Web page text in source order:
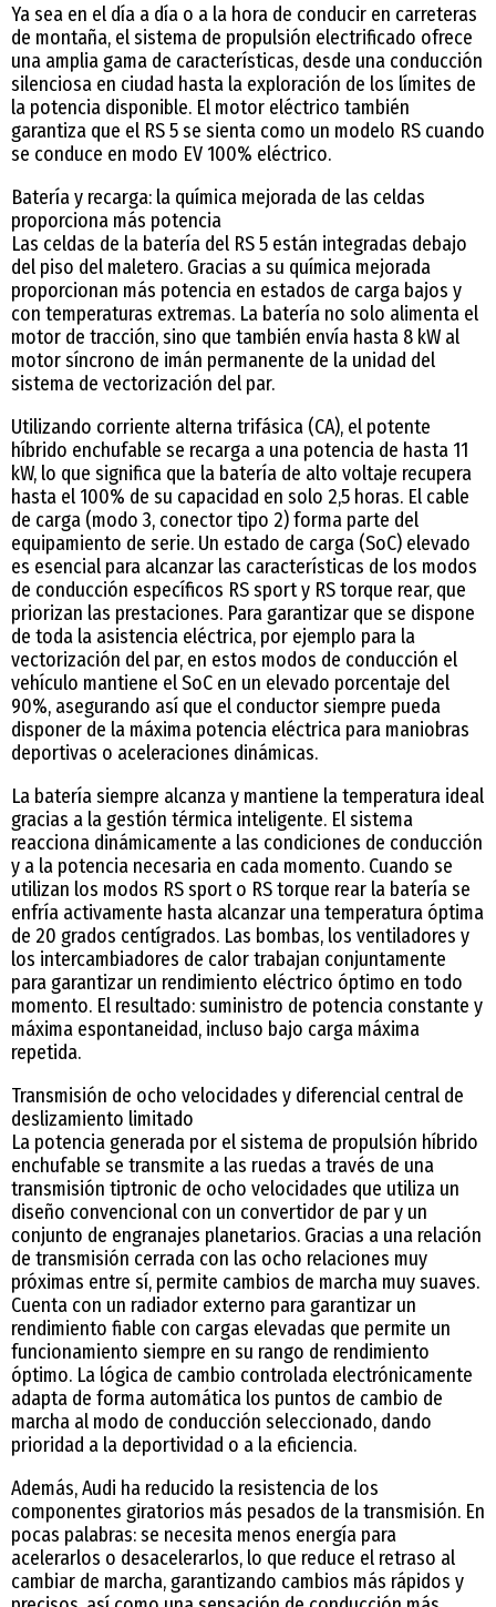
Ya sea en el día a día o a la hora de conducir en carreteras
de montaña, el sistema de propulsión electrificado ofrece
una amplia gama de características, desde una conducción
silenciosa en ciudad hasta la exploración de los límites de
la potencia disponible. El motor eléctrico también
garantiza que el RS 5 se sienta como un modelo RS cuando
se conduce en modo EV 100% eléctrico.
Batería y recarga: la química mejorada de las celdas
proporciona más potencia
Las celdas de la batería del RS 5 están integradas debajo
del piso del maletero. Gracias a su química mejorada
proporcionan más potencia en estados de carga bajos y
con temperaturas extremas. La batería no solo alimenta el
motor de tracción, sino que también envía hasta 8 kW al
motor síncrono de imán permanente de la unidad del
sistema de vectorización del par.
Utilizando corriente alterna trifásica (CA), el potente
híbrido enchufable se recarga a una potencia de hasta 11
kW, lo que significa que la batería de alto voltaje recupera
hasta el 100% de su capacidad en solo 2,5 horas. El cable
de carga (modo 3, conector tipo 2) forma parte del
equipamiento de serie. Un estado de carga (SoC) elevado
es esencial para alcanzar las características de los modos
de conducción específicos RS sport y RS torque rear, que
priorizan las prestaciones. Para garantizar que se dispone
de toda la asistencia eléctrica, por ejemplo para la
vectorización del par, en estos modos de conducción el
vehículo mantiene el SoC en un elevado porcentaje del
90%, asegurando así que el conductor siempre pueda
disponer de la máxima potencia eléctrica para maniobras
deportivas o aceleraciones dinámicas.
La batería siempre alcanza y mantiene la temperatura ideal
gracias a la gestión térmica inteligente. El sistema
reacciona dinámicamente a las condiciones de conducción
y a la potencia necesaria en cada momento. Cuando se
utilizan los modos RS sport o RS torque rear la batería se
enfría activamente hasta alcanzar una temperatura óptima
de 20 grados centígrados. Las bombas, los ventiladores y
los intercambiadores de calor trabajan conjuntamente
para garantizar un rendimiento eléctrico óptimo en todo
momento. El resultado: suministro de potencia constante y
máxima espontaneidad, incluso bajo carga máxima
repetida.
Transmisión de ocho velocidades y diferencial central de
deslizamiento limitado
La potencia generada por el sistema de propulsión híbrido
enchufable se transmite a las ruedas a través de una
transmisión tiptronic de ocho velocidades que utiliza un
diseño convencional con un convertidor de par y un
conjunto de engranajes planetarios. Gracias a una relación
de transmisión cerrada con las ocho relaciones muy
próximas entre sí, permite cambios de marcha muy suaves.
Cuenta con un radiador externo para garantizar un
rendimiento fiable con cargas elevadas que permite un
funcionamiento siempre en su rango de rendimiento
óptimo. La lógica de cambio controlada electrónicamente
adapta de forma automática los puntos de cambio de
marcha al modo de conducción seleccionado, dando
prioridad a la deportividad o a la eficiencia.
Además, Audi ha reducido la resistencia de los
componentes giratorios más pesados de la transmisión. En
pocas palabras: se necesita menos energía para
acelerarlos o desacelerarlos, lo que reduce el retraso al
cambiar de marcha, garantizando cambios más rápidos y